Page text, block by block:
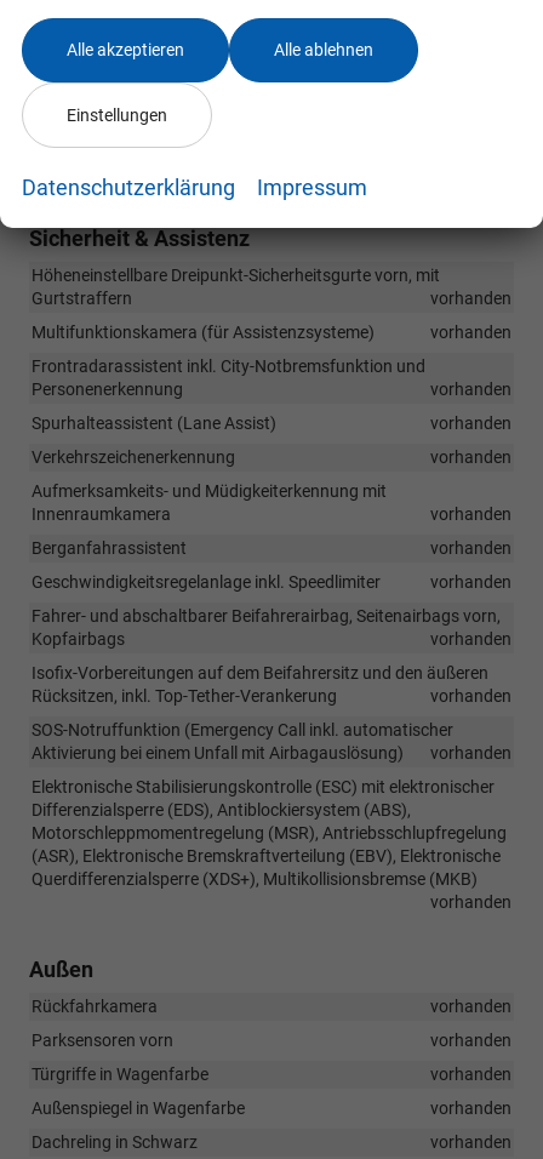
2 x USB-Anschlüsse an Rückseite der vorderen Mittelarmlehne
(Ladefunktion)
Skoda 8,2"-Infotainmentsystem Digitaler Radioempfang DAB+,
Bluetooth-Freisprecheinrichtung
8"-Digital Cockpit
Sicherheit & Assistenz
Höheneinstellbare Dreipunkt-Sicherheitsgurte vorn, mit
Gurtstraffern
vorhanden
Multifunktionskamera (für Assistenzsysteme)
vorhanden
Frontradarassistent inkl. City-Notbremsfunktion und
Personenerkennung
vorhanden
Spurhalteassistent (Lane Assist)
vorhanden
Verkehrszeichenerkennung
vorhanden
Aufmerksamkeits- und Müdigkeiterkennung mit
Innenraumkamera
vorhanden
Berganfahrassistent
vorhanden
Geschwindigkeitsregelanlage inkl. Speedlimiter
vorhanden
Fahrer- und abschaltbarer Beifahrerairbag, Seitenairbags vorn,
Kopfairbags
vorhanden
Isofix-Vorbereitungen auf dem Beifahrersitz und den äußeren
Rücksitzen, inkl. Top-Tether-Verankerung
vorhanden
SOS-Notruffunktion (Emergency Call inkl. automatischer
Aktivierung bei einem Unfall mit Airbagauslösung)
vorhanden
Elektronische Stabilisierungskontrolle (ESC) mit elektronischer
Differenzialsperre (EDS), Antiblockiersystem (ABS),
Motorschleppmomentregelung (MSR), Antriebsschlupfregelung
(ASR), Elektronische Bremskraftverteilung (EBV), Elektronische
Querdifferenzialsperre (XDS+), Multikollisionsbremse (MKB)
vorhanden
Außen
Rückfahrkamera
vorhanden
Parksensoren vorn
vorhanden
Türgriffe in Wagenfarbe
vorhanden
Außenspiegel in Wagenfarbe
vorhanden
Dachreling in Schwarz
vorhanden
Alle akzeptieren Alle ablehnen
Einstellungen
Datenschutzerklärung Impressum